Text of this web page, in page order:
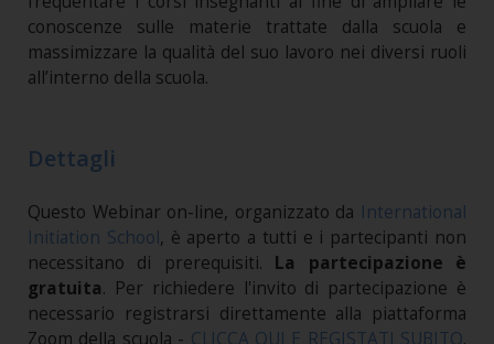
conoscenze sulle materie trattate dalla scuola e
massimizzare la qualità del suo lavoro nei diversi ruoli
all’interno della scuola.
Dettagli
Questo Webinar on-line, organizzato da International
Initiation School, è aperto a tutti e i partecipanti non
necessitano di prerequisiti. La partecipazione è
gratuita. Per richiedere l'invito di partecipazione è
necessario registrarsi direttamente alla piattaforma
Zoom della scuola - CLICCA QUI E REGISTATI SUBITO.